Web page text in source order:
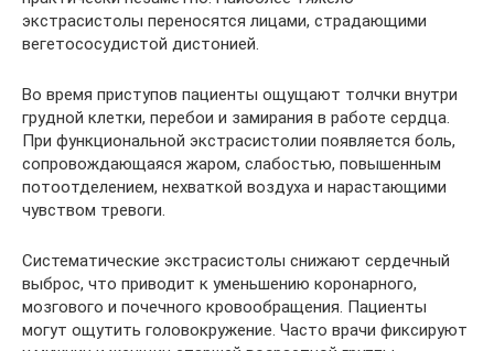
экстрасистолы переносятся лицами, страдающими
вегетососудистой дистонией.
Во время приступов пациенты ощущают толчки внутри
грудной клетки, перебои и замирания в работе сердца.
При функциональной экстрасистолии появляется боль,
сопровождающаяся жаром, слабостью, повышенным
потоотделением, нехваткой воздуха и нарастающими
чувством тревоги.
Систематические экстрасистолы снижают сердечный
выброс, что приводит к уменьшению коронарного,
мозгового и почечного кровообращения. Пациенты
могут ощутить головокружение. Часто врачи фиксируют